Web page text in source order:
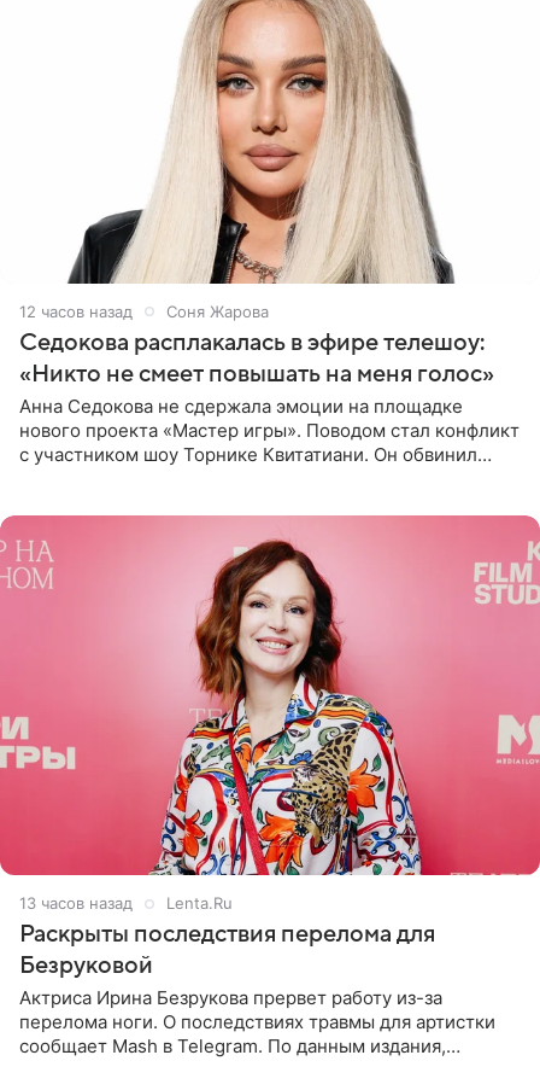
12 часов назад Соня Жарова
Седокова расплакалась в эфире телешоу:
«Никто не смеет повышать на меня голос»
Анна Седокова не сдержала эмоции на площадке
нового проекта «Мастер игры». Поводом стал конфликт
с участником шоу Торнике Квитатиани. Он обвинил
13 часов назад Lenta.Ru
Раскрыты последствия перелома для
Безруковой
Актриса Ирина Безрукова прервет работу из-за
перелома ноги. О последствиях травмы для артистки
сообщает Mash в Telegram. По данным издания,